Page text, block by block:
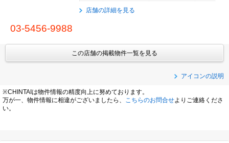
店舗の詳細を見る
03-5456-9988
この店舗の掲載物件一覧を見る
アイコンの説明
※CHINTAIは物件情報の精度向上に努めております。
万が一、物件情報に相違がございましたら、
こちらのお問合せよりご連絡くださ
い。